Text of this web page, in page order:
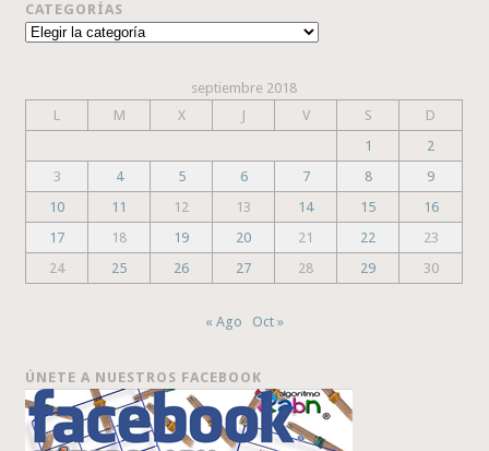
CATEGORÍAS
Categorías
septiembre 2018
L
M X J V S
D
1
2
3
4 5 6 7 8
9
10
11 12 13 14 15
16
17
18 19 20 21 22
23
24
25 26 27 28 29 30
« Ago Oct »
ÚNETE A NUESTROS FACEBOOK